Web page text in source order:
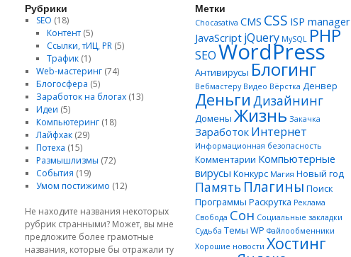
Рубрики
SEO (18)
Контент (5)
Ссылки, тИЦ, PR (5)
Трафик (1)
Web-мастеринг(74)
Блогосфера (5)
Заработок на блогах(13)
Идеи (5)
Компьютеринг(18)
Лайфхак(29)
Потеха (15)
Размышлизмы (72)
События (19)
Умом постижимо (12)
Не находите названия некоторых
рубрик странными? Может, вы мне
предложите более грамотные
названия, которые бы отражали ту
Метки
Chocasativa CMS CSS ISP manager
JavaScript jQuery MySQL PHP
SEOWordPress
Антивирусы Блогинг
Вебмастеру Видео Вёрстка Денвер
Деньги Дизайнинг
Домены Жизнь Закачка
Заработок Интернет
Информационная безопасность
Комментарии Компьютерные
вирусы Конкурс Магия Новый год
Память Плагины Поиск
Программы Раскрутка Реклама
Свобода Сон Социальные закладки
Судьба Темы WP Файлообменники
Хорошие новости Хостинг